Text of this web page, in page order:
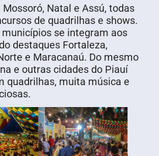
Natal e Assú, todas
de quadrilhas e shows.
municípios se integram aos
destaques Fortaleza,
e Maracanaú. Do mesmo
e outras cidades do Piauí
quadrilhas, muita música e